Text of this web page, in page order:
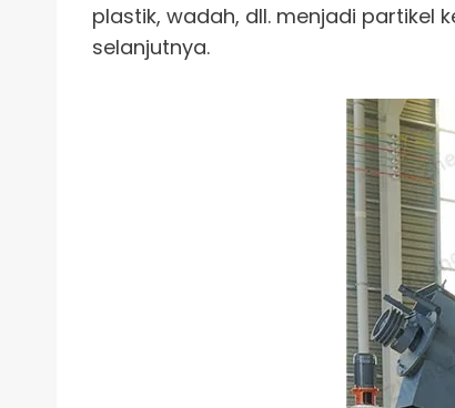
plastik, wadah, dll. menjadi partikel
selanjutnya.